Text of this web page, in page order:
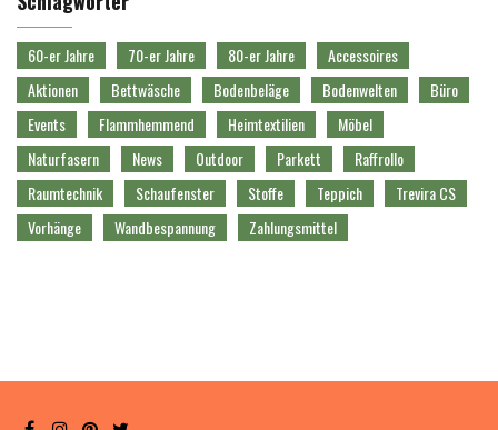
60-er Jahre 70-er Jahre 80-er Jahre
Accessoires
Aktionen
Bettwäsche Bodenbeläge Bodenwelten
Büro
Events
Flammhemmend Heimtextilien
Möbel
Naturfasern
News Outdoor Parkett
Raffrollo
Raumtechnik
Schaufenster Stoffe Teppich
Trevira CS
Vorhänge
Wandbespannung Zahlungsmittel